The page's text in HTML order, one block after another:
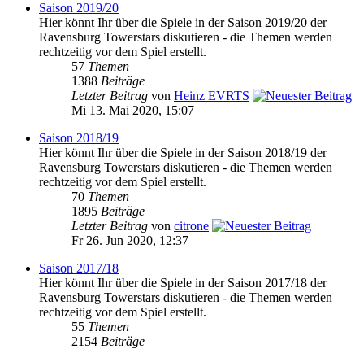
Saison 2019/20
Hier könnt Ihr über die Spiele in der Saison 2019/20 der
Ravensburg Towerstars diskutieren - die Themen werden
rechtzeitig vor dem Spiel erstellt.
57 Themen
1388 Beiträge
Letzter Beitrag von Heinz EVRTS
Mi 13. Mai 2020, 15:07
Saison 2018/19
Hier könnt Ihr über die Spiele in der Saison 2018/19 der
Ravensburg Towerstars diskutieren - die Themen werden
rechtzeitig vor dem Spiel erstellt.
70 Themen
1895 Beiträge
Letzter Beitrag von citrone
Fr 26. Jun 2020, 12:37
Saison 2017/18
Hier könnt Ihr über die Spiele in der Saison 2017/18 der
Ravensburg Towerstars diskutieren - die Themen werden
rechtzeitig vor dem Spiel erstellt.
55 Themen
2154 Beiträge